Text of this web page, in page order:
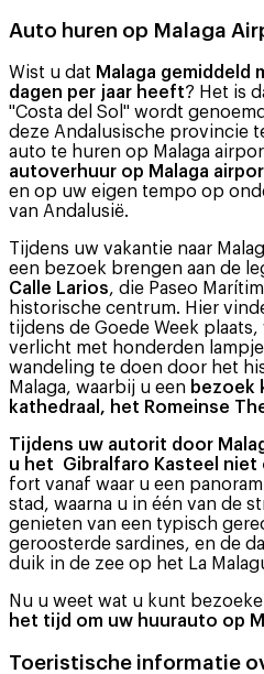
Auto huren op Malaga
Wist u dat Malaga gemiddeld
dagen per jaar heeft? Het is
"Costa del Sol" wordt
deze Andalusische provincie
auto te huren op Malaga
autoverhuur op Malaga
en op uw eigen tempo op
van Andalusië.
Tijdens uw vakantie naar
een bezoek brengen aan de
Calle Larios, die Paseo
historische centrum. Hier
tijdens de Goede Week
verlicht met honderden
wandeling te doen door het
Malaga, waarbij u een bezoek
kathedraal, het Romeinse
Tijdens uw autorit door
u het Gibralfaro Kasteel niet
fort vanaf waar u een
stad, waarna u in één van de
genieten van een typisch
geroosterde sardines, en de
duik in de zee op het La
Nu u weet wat u kunt
het tijd om uw huurauto op
Toeristische informatie